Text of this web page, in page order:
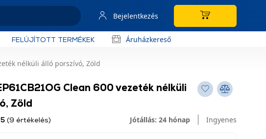
Bejelentkezés
FELÚJÍTOTT TERMÉKEK Áruházkereső
nélküli álló porszívó, Zöld
Clean 600 vezeték nélküli
Zöld
5 (9 értékelés) Jótállás: 24 hónap Ingyenes